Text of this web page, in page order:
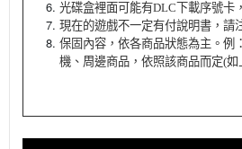
光碟盒裡面可能有DLC下載序號卡
現在的遊戲不一定有付說明書，請
保固內容，依各商品狀態為主。例
機、周邊商品，依照該商品而定(如